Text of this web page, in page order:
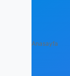
Anasayfa